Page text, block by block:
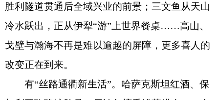
胜利隧道贯通后全域兴业的前景；三文鱼从天山
冷水跃出，正从伊犁“游”上世界餐桌……高山、
戈壁与瀚海不再是难以逾越的屏障，更多喜人的
改变正在到来。
有“丝路通衢新生活”。哈萨克斯坦红酒、保